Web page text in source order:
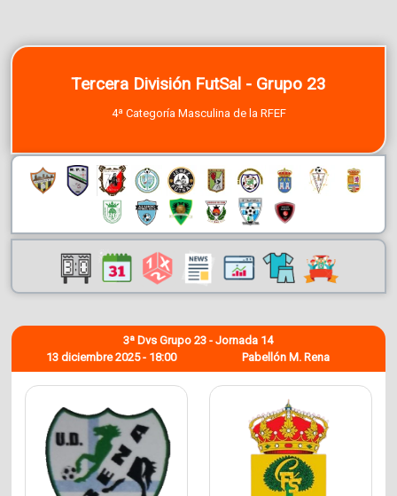
Tercera División FutSal - Grupo 23
4ª Categoría Masculina de la RFEF
13 diciembre 2025 - 18:00
3ª Dvs Grupo 23 - Jornada 14
Pabellón M. Rena